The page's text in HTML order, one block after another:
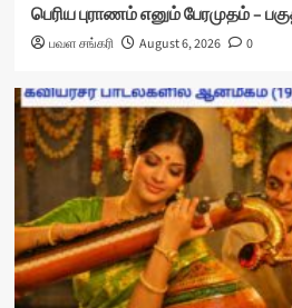
பெரிய புராணம் எனும் பேரமுதம் –
பவள சங்கரி August 6, 2026 0